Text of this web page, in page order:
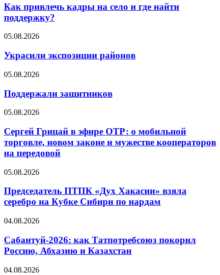
Как привлечь кадры на село и где найти
поддержку?
05.08.2026
Украсили экспозиции районов
05.08.2026
Поддержали защитников
05.08.2026
Сергей Грицай в эфире ОТР: о мобильной
торговле, новом законе и мужестве кооператоров
на передовой
05.08.2026
Председатель ПТПК «Дух Хакасии» взяла
серебро на Кубке Сибири по нардам
04.08.2026
Сабантуй-2026: как Татпотребсоюз покорил
Россию, Абхазию и Казахстан
04.08.2026